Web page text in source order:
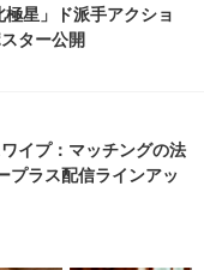
星」ド派手アクショ
ター公開
イプ：マッチングの法
プラス配信ラインアッ